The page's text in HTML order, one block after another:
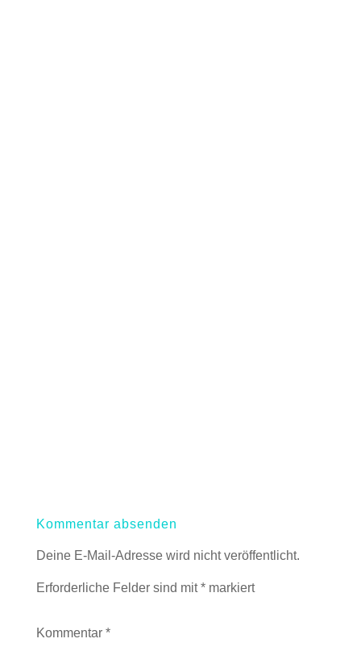
Kommentar absenden
Deine E-Mail-Adresse wird nicht veröffentlicht.
Erforderliche Felder sind mit*markiert
Kommentar *